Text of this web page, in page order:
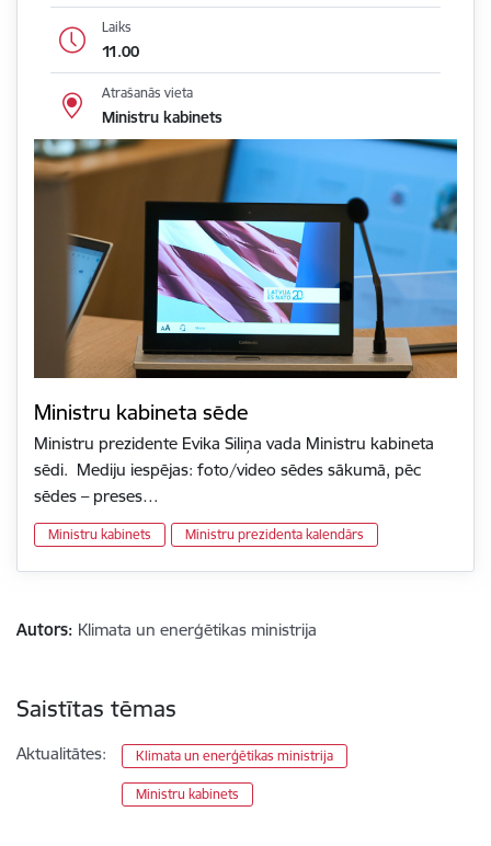
Laiks
11.00
Atrašanās vieta
Ministru kabinets
Ministru kabineta sēde
Ministru prezidente Evika Siliņa vada Ministru kabineta
sēdi. Mediju iespējas: foto/video sēdes sākumā, pēc
sēdes – preses…
Ministru kabinets Ministru prezidenta kalendārs
Autors: Klimata un enerģētikas ministrija
Saistītas tēmas
Aktualitātes: Klimata un enerģētikas ministrija
Ministru kabinets